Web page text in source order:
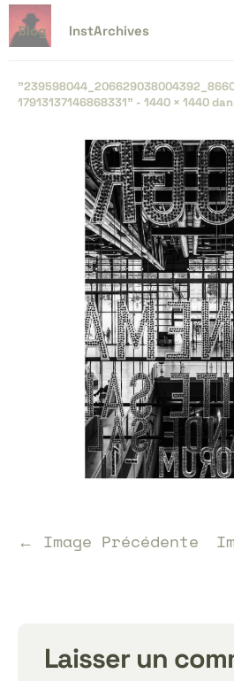
Blog InstArchives
17913137146868331" - 1440 × 1440
← Image Précédente
Laisser un